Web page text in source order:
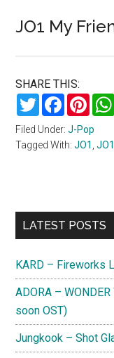
JO1 My
SHARE THIS:
TwitterFacebook
Filed Under:J-Pop
Tagged With:JO1 ,
Primary
LATEST POSTS
KARD – Fireworks
ADORA –
soon OST)
Jungkook – Shot